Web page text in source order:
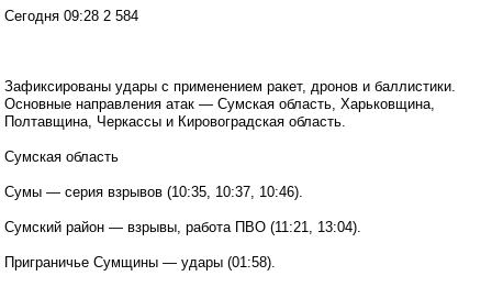
Сегодня 09:28 2 584
Зафиксированы удары с применением ракет, дронов и баллистики.
Основные направления атак — Сумская область, Харьковщина,
Полтавщина, Черкассы и Кировоградская область.
Сумская область
Сумы — серия взрывов (10:35, 10:37, 10:46).
Сумский район — взрывы, работа ПВО (11:21, 13:04).
Приграничье Сумщины — удары (01:58).